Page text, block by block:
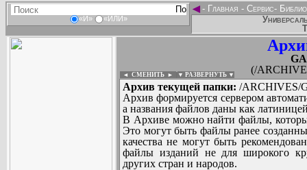
«И» «ИЛИ»
◄- Главная - Сервис-
(/
◄ СМЕНИТЬ ► ▼ РАЗВЕРНУТЬ ▼
Архив текущей папки: /ARCHIVES/
Архив формируется сервером
а названия файлов даны как
В Архиве можно найти файлы,
Это могут быть файлы ранее
качества не могут быть
файлы изданий не для широкого
других стран и народов.